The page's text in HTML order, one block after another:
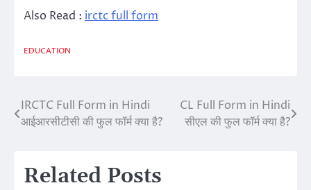
Also Read : irctc full form
EDUCATION
Post
navigation
IRCTC Full Form in Hindi
आईआरसीटीसी की फुल फॉर्म क्या है?
CL Full Form in Hindi
सीएल की फुल फॉर्म क्या है?
Related Posts